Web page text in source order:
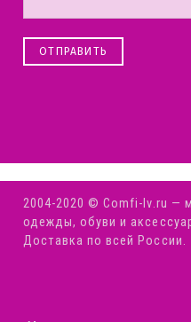
ОТПРАВИТЬ
2004-2020 © Comfi-Iv.ru —
одежды, обуви и
Доставка по всей России.